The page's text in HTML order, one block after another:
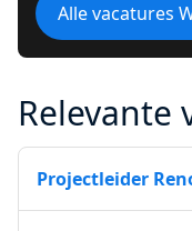
Alle vacatures
Relevante
Projectleider